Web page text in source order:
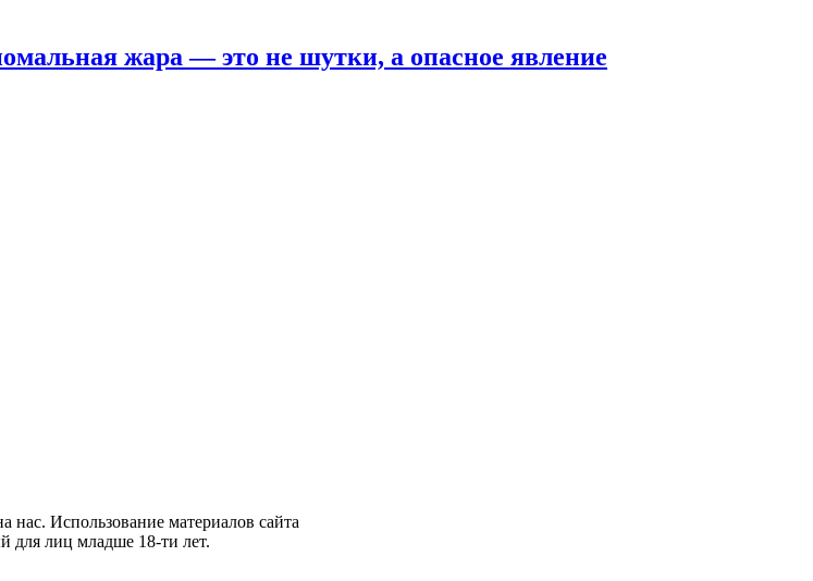
жара — это не шутки, а опасное явление
нас. Использование материалов сайта
для лиц младше 18-ти лет.